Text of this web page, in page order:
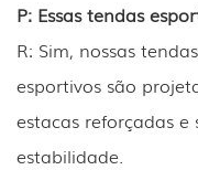
P: Essas tendas
R: Sim, nossas
esportivos são
estacas reforçadas
estabilidade.